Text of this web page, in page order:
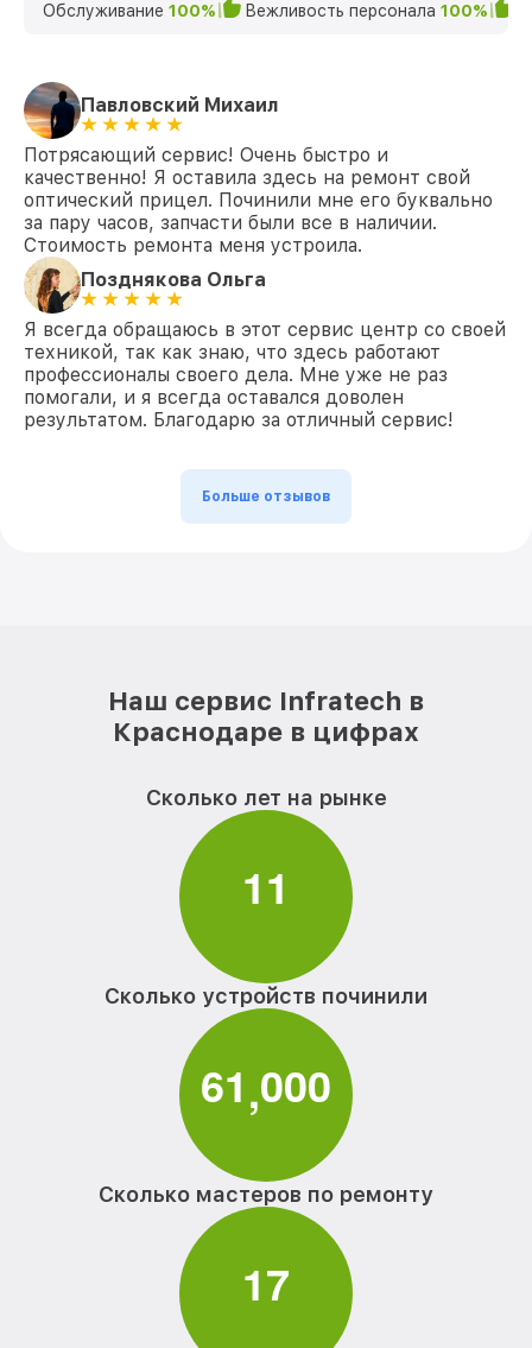
Обслуживание 100% Вежливость персонала 100%
Павловский Михаил
Потрясающий сервис! Очень быстро и
качественно! Я оставила здесь на ремонт свой
оптический прицел. Починили мне его буквально
за пару часов, запчасти были все в наличии.
Стоимость ремонта меня устроила.
Позднякова Ольга
Я всегда обращаюсь в этот сервис центр со своей
техникой, так как знаю, что здесь работают
профессионалы своего дела. Мне уже не раз
помогали, и я всегда оставался доволен
результатом. Благодарю за отличный сервис!
Больше отзывов
Наш сервис Infratech в
Краснодаре в цифрах
Сколько лет на рынке
11
Сколько устройств починили
61,000
Сколько мастеров по ремонту
17